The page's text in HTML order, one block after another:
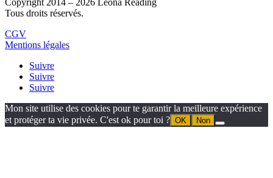
Tous droits réservés.
CGV
Mentions légales
Suivre
Suivre
Suivre
Mon site utilise des cookies pour te garantir la meilleure expérience
et protéger ta vie privée. C'est ok pour toi ? OK Non